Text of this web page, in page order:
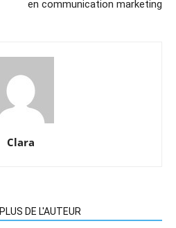
en communication marketing
Clara
PLUS DE L'AUTEUR